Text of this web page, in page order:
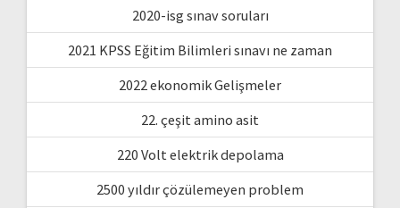
2020-isg sınav soruları
2021 KPSS Eğitim Bilimleri sınavı ne zaman
2022 ekonomik Gelişmeler
22. çeşit amino asit
220 Volt elektrik depolama
2500 yıldır çözülemeyen problem